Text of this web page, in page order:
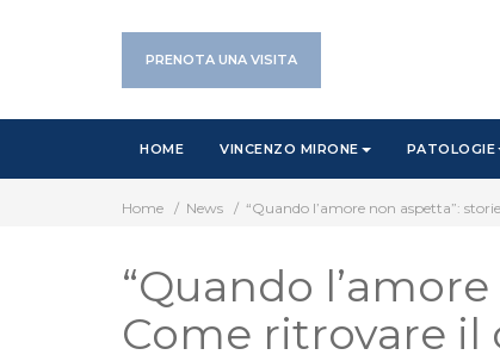
PRENOTA UNA VISITA
HOME VINCENZO MIRONE PATOLOGIE
Home / News / “Quando l’amore non aspetta”:
“Quando
Come ritrovare